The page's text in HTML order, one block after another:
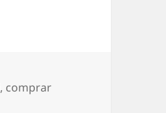
, comprar